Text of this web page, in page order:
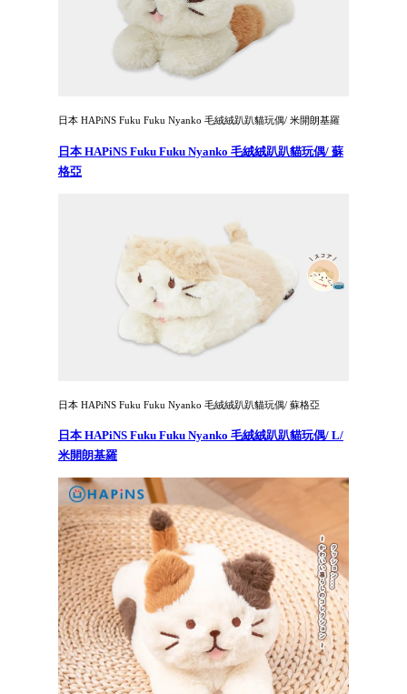
日本 HAPiNS Fuku Fuku Nyanko 毛絨絨趴趴貓玩偶/ 米開朗基羅
日本 HAPiNS Fuku Fuku Nyanko 毛絨絨趴趴貓玩偶/ 蘇
格亞
日本 HAPiNS Fuku Fuku Nyanko 毛絨絨趴趴貓玩偶/ 蘇格亞
日本 HAPiNS Fuku Fuku Nyanko 毛絨絨趴趴貓玩偶/ L/
米開朗基羅